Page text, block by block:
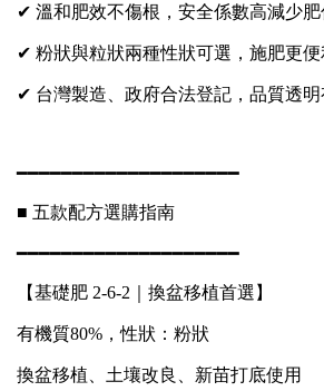
✔ 溫和肥效不傷根，安全係數高減少肥
✔ 粉狀與粒狀兩種性狀可選，施肥更便
✔ 台灣製造、政府合法登記，品質透明
━━━━━━━━━━━━━━━━━━━━
■ 五款配方選購指南
━━━━━━━━━━━━━━━━━━━━
【基礎肥 2-6-2｜換盆移植首選】
有機質80%，性狀：粉狀
換盆移植、土壤改良、新苗打底使用